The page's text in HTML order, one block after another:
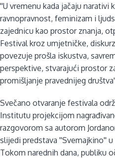
''U vremenu kada jačaju narativi
ravnopravnost, feminizam i
zajednicu kao prostor znanja,
Festival kroz umjetničke,
povezuje prošla iskustva,
perspektive, stvarajući prostor
promišljanje pravednijeg
Svečano otvaranje festivala
Institutu projekcijom
razgovorom sa autorom
slijedi predstava ''Svemajkino''
Tokom narednih dana, publiku